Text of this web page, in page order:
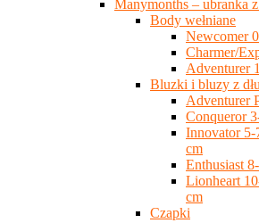
Manymonths – ubranka
Body wełniane
Newcomer
Charmer/
Adventurer
Bluzki i bluzy z
Adventurer
Conqueror
Innovator 5-
cm
Enthusiast
Lionheart
cm
Czapki